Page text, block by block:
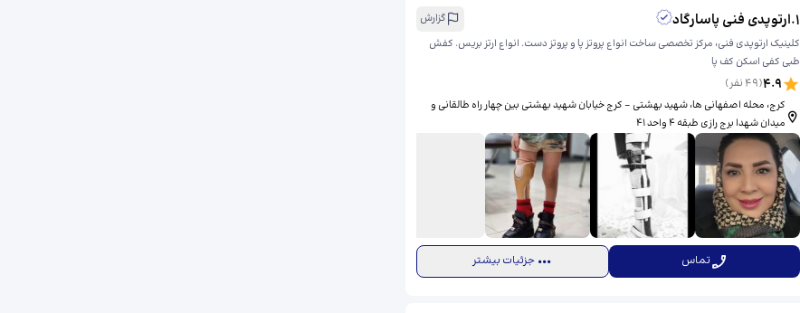
1
.ارتوپدی فنی پاسارگاد
گزارش
کلینیک ارتوپدی فنی، مرکز تخصصی ساخت انواع پروتز پا و پروتز دست. انواع ارتز بریس. کفش
طبی کفی اسکن کف پا
4.9
(
49 نفر)
کرج، محله اصفهانی ها، شهید بهشتى - کرج خیابان شهید بهشتی بین چهار راه طالقانی و
میدان شهدا برج رازی طبقه ۴ واحد ۴۱
تماس جزئیات بیشتر